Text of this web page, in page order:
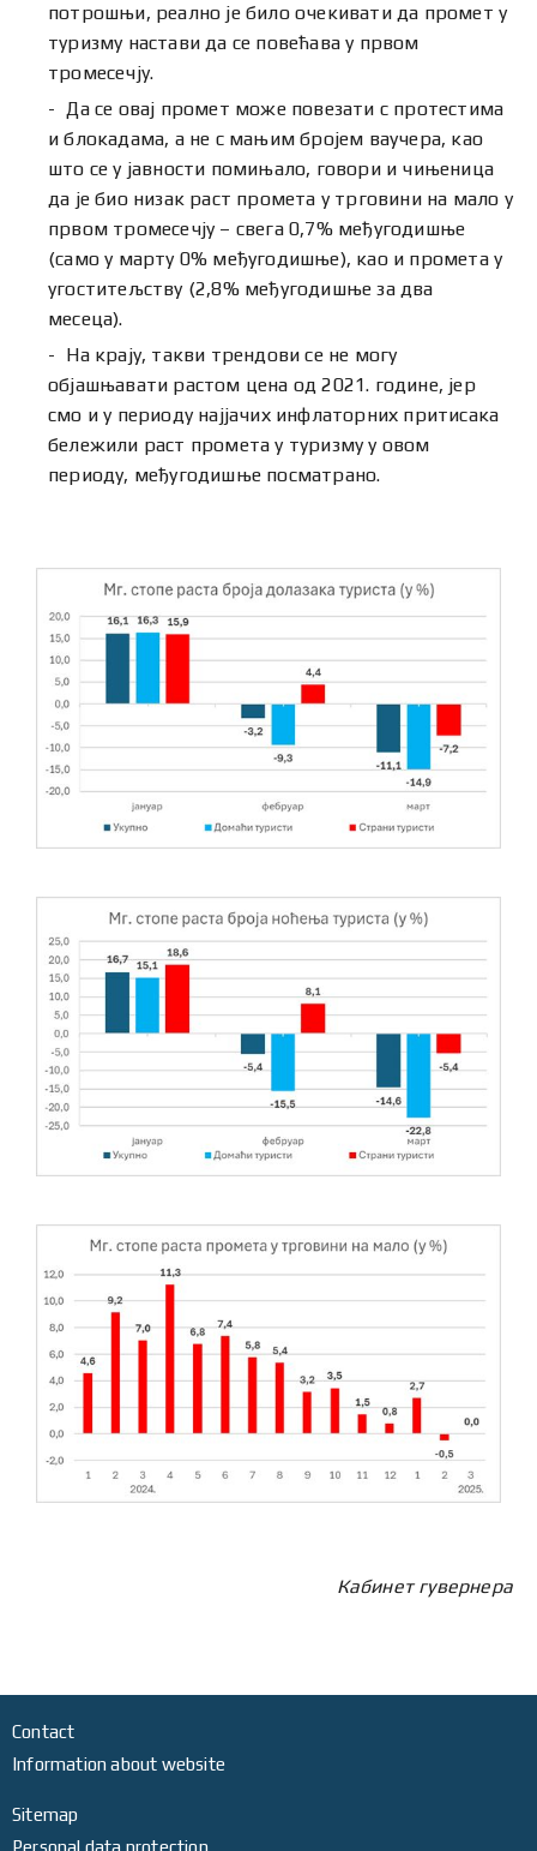
потрошњи, реално је било очекивати да промет у
туризму настави да се повећава у првом
тромесечју.
Да се овај промет може повезати с протестима
и блокадама, а не с мањим бројем ваучера, као
што се у јавности помињало, говори и чињеница
да је био низак раст промета у трговини на мало у
првом тромесечју – свега 0,7% међугодишње
(само у марту 0% међугодишње), као и промета у
угоститељству (2,8% међугодишње за два
месеца).
На крају, такви трендови се не могу
објашњавати растом цена од 2021. године, јер
смо и у периоду најјачих инфлаторних притисака
бележили раст промета у туризму у овом
периоду, међугодишње посматрано.
Кабинет гувернера
Contact
Information about website
Sitemap
Personal data protection